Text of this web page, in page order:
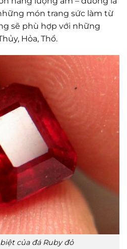
món trang sức làm từ
sẽ phù hợp với những
Hỏa, Thổ.
của đá Ruby đỏ